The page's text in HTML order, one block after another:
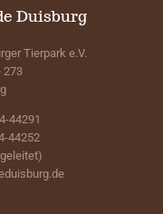
Duisburg
Tierpark e.V.
273
44291
44252